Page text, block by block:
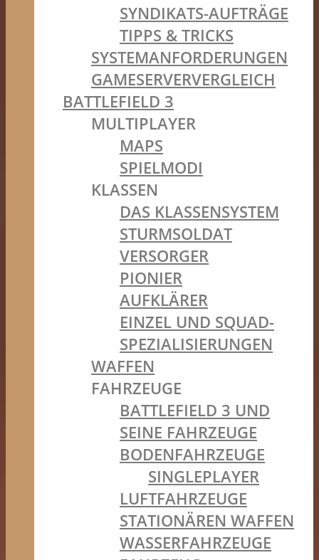
SYNDIKATS-AUFTRÄGE
TIPPS & TRICKS
SYSTEMANFORDERUNGEN
GAMESERVERVERGLEICH
BATTLEFIELD 3
MULTIPLAYER
MAPS
SPIELMODI
KLASSEN
DAS KLASSENSYSTEM
STURMSOLDAT
VERSORGER
PIONIER
AUFKLÄRER
EINZEL UND SQUAD-
SPEZIALISIERUNGEN
WAFFEN
FAHRZEUGE
BATTLEFIELD 3 UND
SEINE FAHRZEUGE
BODENFAHRZEUGE
SINGLEPLAYER
LUFTFAHRZEUGE
STATIONÄREN WAFFEN
WASSERFAHRZEUGE